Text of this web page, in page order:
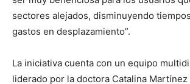
sectores alejados, disminuyendo
gastos en desplazamiento”.
La iniciativa cuenta con un equipo
liderado por la doctora Catalina